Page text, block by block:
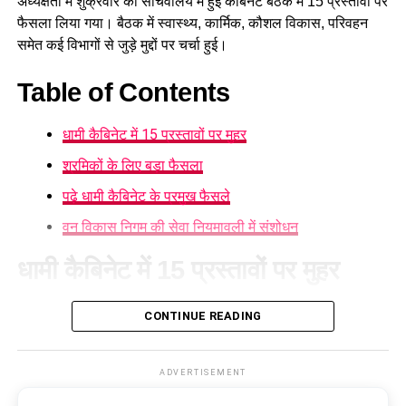
पहलुओं की जांच की जा रही है।
फैसला लिया गया। बैठक में स्वास्थ्य, कार्मिक, कौशल विकास, परिवहन
समेत कई विभागों से जुड़े मुद्दों पर चर्चा हुई।
Table of Contents
धामी कैबिनेट में 15 प्रस्तावों पर मुहर
श्रमिकों के लिए बड़ा फैसला
पढ़े धामी कैबिनेट के प्रमुख फैसले
वन विकास निगम की सेवा नियमावली में संशोधन
आज हुई कैबिनेट की बैठक में 15 प्रस्तावों पर मुहर लगी है। कैबिनेट ने
गोपालन योजना में सामान्य वर्ग को भी शामिल करने का निर्णय लिया है।
पात्र लोगों को सब्सिडी मिलेगी और वे गाय या भैंस खरीद सकेंगे।
CONTINUE READING
ADVERTISEMENT